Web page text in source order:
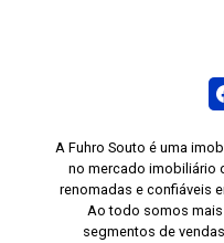
A Fuhro Souto é uma
no mercado imobiliário
renomadas e confiáveis
Ao todo somos
segmentos de